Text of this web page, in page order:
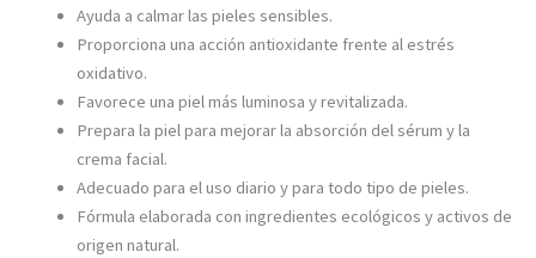
Ayuda a calmar las pieles sensibles.
Proporciona una acción antioxidante frente al estrés
oxidativo.
Favorece una piel más luminosa y revitalizada.
Prepara la piel para mejorar la absorción del sérum y la
crema facial.
Adecuado para el uso diario y para todo tipo de pieles.
Fórmula elaborada con ingredientes ecológicos y activos de
origen natural.